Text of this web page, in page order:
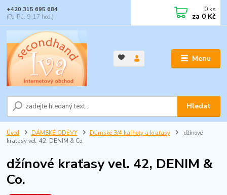
Menu
Hledat
+420 315 695 684
(Po-Pá, 9-17 hod.)
0 ks
za 0 Kč
Úvod DÁMSKÉ ODĚVY Dámské 3/4 kalhoty a kraťasy
džínové
kraťasy vel. 42, DENIM & Co.
džínové kraťasy vel. 42, DENIM &
Co.